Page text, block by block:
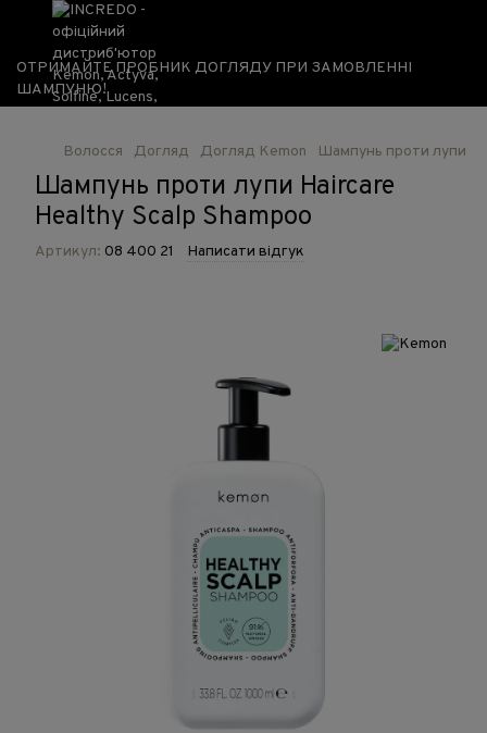
ОТРИМАЙТЕ ПРОБНИК ДОГЛЯДУ ПРИ ЗАМОВЛЕННІ
ШАМПУНЮ!
Волосся Догляд Догляд Kemon Шампунь проти лупи
Шампунь проти лупи Haircare
Healthy Scalp Shampoo
Артикул: 08 400 21 Написати відгук